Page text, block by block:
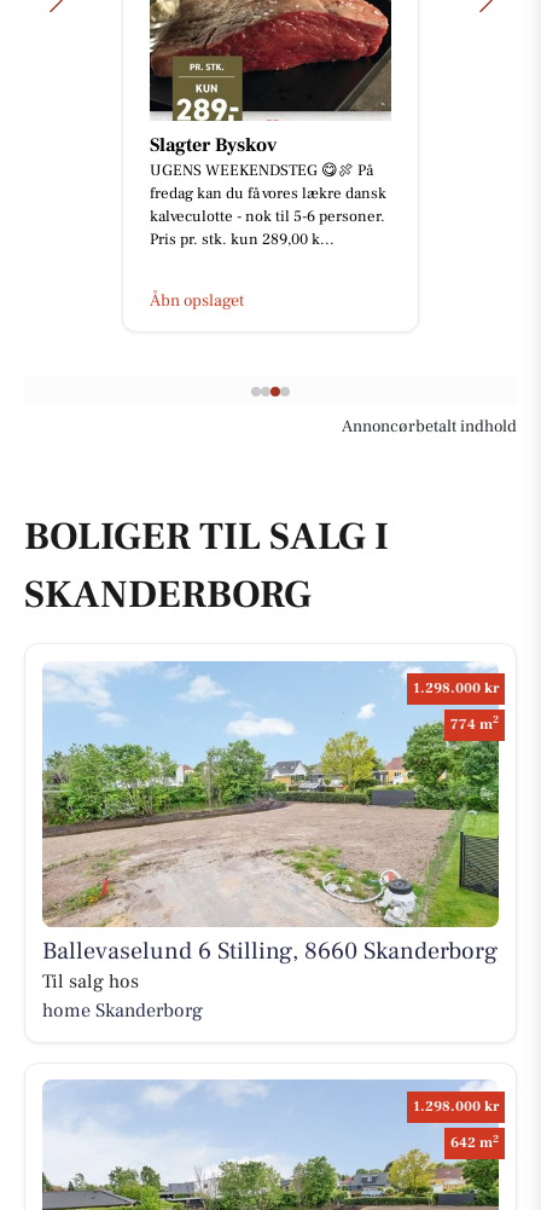
Slagter Byskov
UGENS WEEKENDSTEG 😋🍖 På
fredag kan du få vores lækre dansk
kalveculotte - nok til 5-6 personer.
Pris pr. stk. kun 289,00 k...
Åbn opslaget
Annoncørbetalt indhold
BOLIGER TIL SALG I
SKANDERBORG
1.298.000 kr
774 m2
Ballevaselund 6 Stilling, 8660 Skanderborg
Til salg hos
home Skanderborg
1.298.000 kr
642 m2